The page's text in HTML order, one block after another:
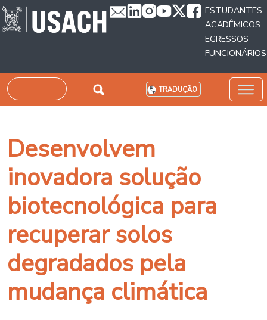
Passar para o conteúdo principal
ESTUDANTES
ACADÊMICOS
EGRESSOS
FUNCIONÁRIOS
Pesquisar TRADUÇÃO
Desenvolvem
inovadora solução
biotecnológica para
recuperar solos
degradados pela
mudança climática